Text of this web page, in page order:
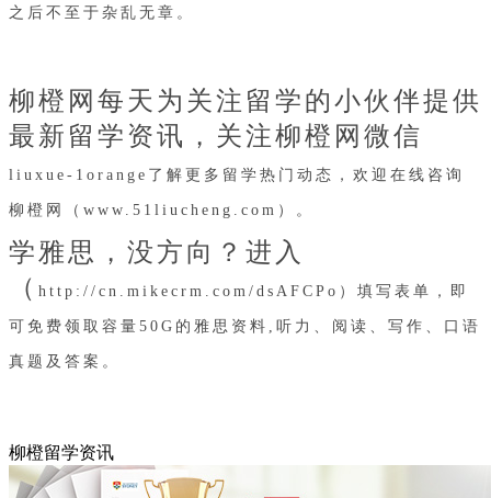
之后不至于杂乱无章。
柳橙网每天为关注留学的小伙伴提供
最新留学资讯，关注柳橙网微信
liuxue-1orange了解更多留学热门动态，欢迎在线咨询
柳橙网（www.51liucheng.com）。
学雅思，没方向？进入
（ http://cn.mikecrm.com/dsAFCPo）填写表单，即
可免费领取容量50G的雅思资料,听力、阅读、写作、口语
真题及答案。
柳橙留学资讯